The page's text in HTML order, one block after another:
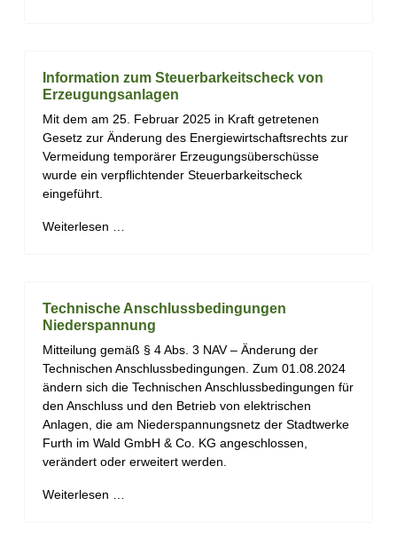
Information zum Steuerbarkeitscheck von
Erzeugungsanlagen
Mit dem am 25. Februar 2025 in Kraft getretenen
Gesetz zur Änderung des Energiewirtschaftsrechts zur
Vermeidung temporärer Erzeugungsüberschüsse
wurde ein verpflichtender Steuerbarkeitscheck
eingeführt.
Weiterlesen …
Technische Anschlussbedingungen
Niederspannung
Mitteilung gemäß § 4 Abs. 3 NAV – Änderung der
Technischen Anschlussbedingungen. Zum 01.08.2024
ändern sich die Technischen Anschlussbedingungen für
den Anschluss und den Betrieb von elektrischen
Anlagen, die am Niederspannungsnetz der Stadtwerke
Furth im Wald GmbH & Co. KG angeschlossen,
verändert oder erweitert werden.
Weiterlesen …